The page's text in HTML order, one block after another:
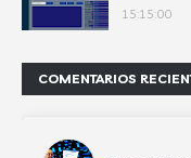
15:15:00
COMENTARIOS